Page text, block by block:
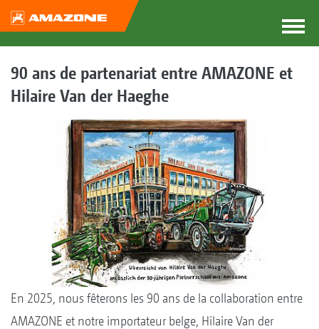
90 ans de partenariat entre AMAZONE et
Hilaire Van der Haeghe
En 2025, nous fêterons les 90 ans de la collaboration entre
AMAZONE et notre importateur belge, Hilaire Van der